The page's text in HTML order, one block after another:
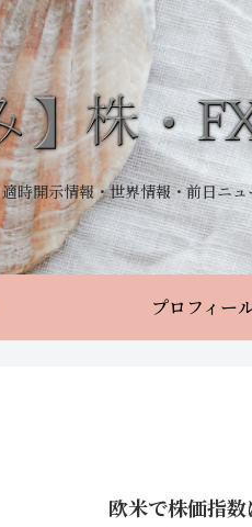
適時開示情報・世界情報・前日ニ
プロフィー
欧米で株価指